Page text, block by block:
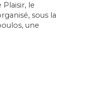
le
sous la
une